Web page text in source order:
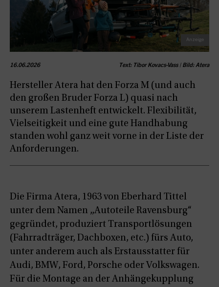
16.06.2026 Text: Tibor Kovacs-Vass | Bild: Atera
Hersteller Atera hat den Forza M (und auch
den großen Bruder Forza L) quasi nach
unserem Lastenheft entwickelt. Flexibilität,
Vielseitigkeit und eine gute Handhabung
standen wohl ganz weit vorne in der Liste der
Anforderungen.
Die Firma Atera, 1963 von Eberhard Tittel
unter dem Namen „Autoteile Ravensburg“
gegründet, produziert Transportlösungen
(Fahrradträger, Dachboxen, etc.) fürs Auto,
unter anderem auch als Erstausstatter für
Audi, BMW, Ford, Porsche oder Volkswagen.
Für die Montage an der Anhängekupplung